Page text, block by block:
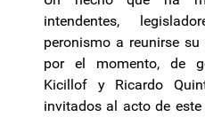
intendentes,
peronismo a reunirse su
por el momento, de
Kicillof y Ricardo
invitados al acto de